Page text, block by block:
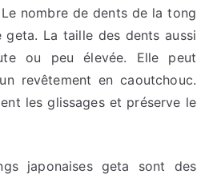
nombre de dents de la tong
La taille des dents aussi
ou peu élevée. Elle peut
revêtement en caoutchouc.
les glissages et préserve le
japonaises geta sont des